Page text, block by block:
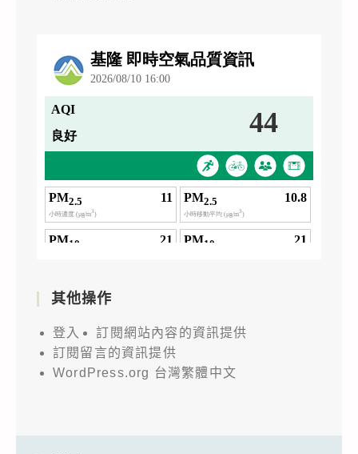
其他操作
登入
訂閱網站內容的資訊提供
訂閱留言的資訊提供
WordPress.org 台灣繁體中文